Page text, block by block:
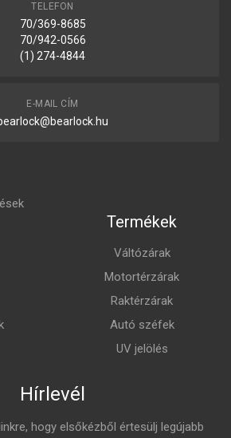
TELEFON
70/369-8685
70/942-0566
(1) 274-4844
E-MAIL CÍM
Termékek
Váltózárak
Motortérzárak
Raktérzárak
Autó széfek
UV jelölés
Hírlevél
hogy elsőkézből értesülj legújabb